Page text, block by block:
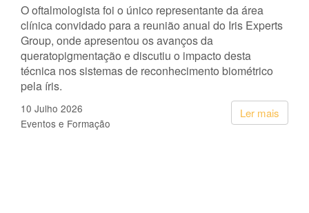
O oftalmologista foi o único representante da área
clínica convidado para a reunião anual do Iris Experts
Group, onde apresentou os avanços da
queratopigmentação e discutiu o impacto desta
técnica nos sistemas de reconhecimento biométrico
pela íris.
Ler mais
10 Julho 2026
Eventos e Formação